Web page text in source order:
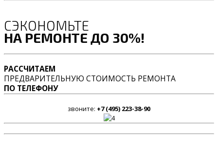
СЭКОНОМЬТЕ
НА РЕМОНТЕ ДО 30%!
РАССЧИТАЕМ
ПРЕДВАРИТЕЛЬНУЮ СТОИМОСТЬ РЕМОНТА
ПО ТЕЛЕФОНУ
звоните: +7 (495) 223-38-90